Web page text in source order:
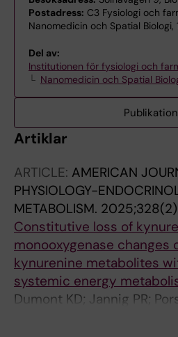
Postadress: C3 Fysiologi och
Nanomedicin och Spatial Biologi,
Del av:
Institutionen för fysiologi och
Nanomedicin och Spatial
Artiklar
ARTICLE: AMERICAN
PHYSIOLOGY-
METABOLISM.
Constitutive loss of
monooxygenase changes
kynurenine metabolites
systemic energy
Dumont KD; Jannig PR;